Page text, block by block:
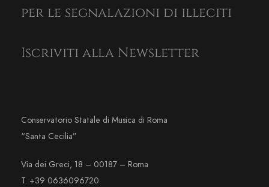
per le segnalazioni di illeciti
Iscriviti alla Newsletter
Conservatorio Statale di Musica di Roma
“Santa Cecilia”
Via dei Greci, 18 – 00187 – Roma
T. +39 0636096720